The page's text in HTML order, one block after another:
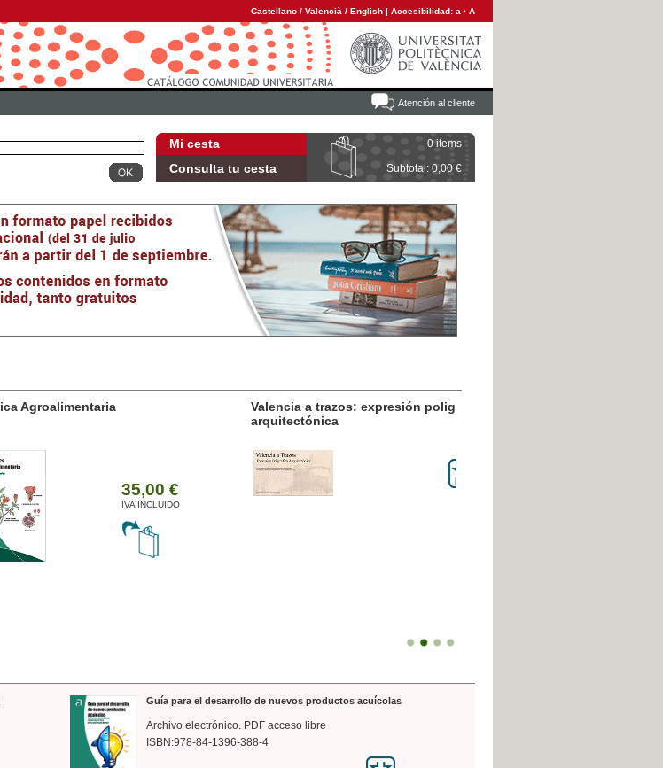
Castellano / Valencià / English | Accesibilidad: a · A
Atención al cliente
Mi cesta 0 items
Consulta tu cesta Subtotal: 0,00 €
35,00 €
IVA INCLUIDO
Valencia a trazos: expresión poligráfica
Guía para el desarrollo de nuevos productos acuícolas
Archivo electrónico. PDF acceso libre
ISBN:978-84-1396-388-4